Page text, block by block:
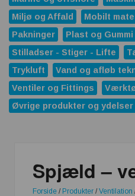
Miljø og Affald
Mobilt
Pakninger
Plast og Gummi
Stilladser - Stiger - Lifte
Trykluft
Vand og afløb
Ventiler og Fittings
Øvrige produkter og ydelser
Spjæld –
Forside / Produkter / Ventilation